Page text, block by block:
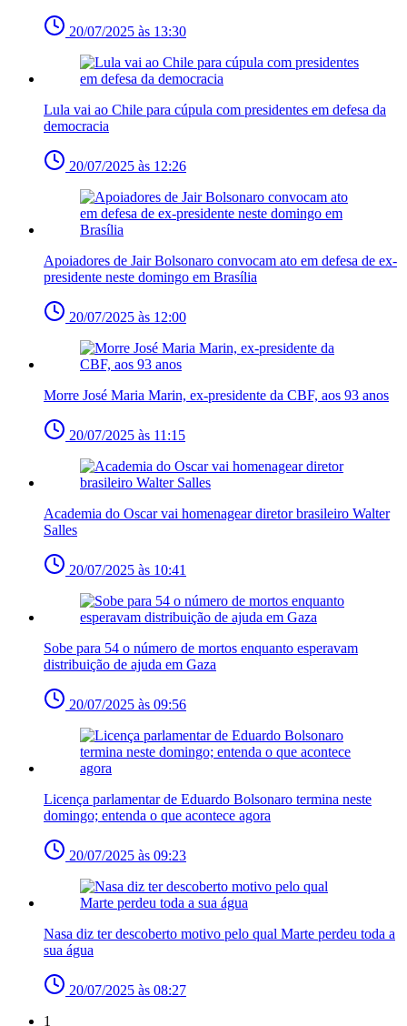
20/07/2025 às 13:30
Lula vai ao Chile para cúpula com presidentes em defesa da
democracia
20/07/2025 às 12:26
Apoiadores de Jair Bolsonaro convocam ato em defesa de ex-
presidente neste domingo em Brasília
20/07/2025 às 12:00
Morre José Maria Marin, ex-presidente da CBF, aos 93 anos
20/07/2025 às 11:15
Academia do Oscar vai homenagear diretor brasileiro Walter
Salles
20/07/2025 às 10:41
Sobe para 54 o número de mortos enquanto esperavam
distribuição de ajuda em Gaza
20/07/2025 às 09:56
Licença parlamentar de Eduardo Bolsonaro termina neste
domingo; entenda o que acontece agora
20/07/2025 às 09:23
Nasa diz ter descoberto motivo pelo qual Marte perdeu toda a
sua água
20/07/2025 às 08:27
1